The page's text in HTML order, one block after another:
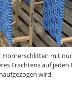
Hörnerschlitten mit
Erachtens auf jeden
wird.